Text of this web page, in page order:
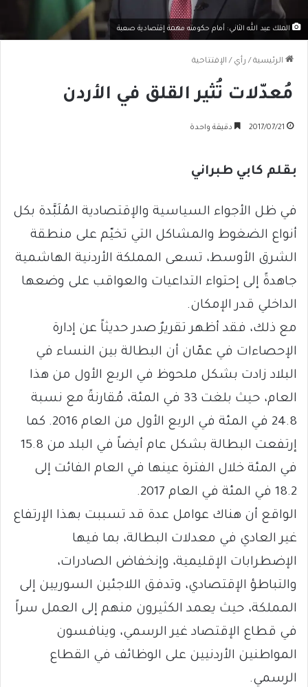
الملك عبد الله الثاني: أمام حكومته مهمة إقتصادية صعبة
الرئيسية / رأي / الإفتتاحية
مُعدّلات تُثير القلق في الأردن
2017/07/21 دقيقة واحدة
بقلم كابي طبراني
في ظل الأجواء السياسية والإقتصادية المُلَبَّدة بكل
أنواع الضغوط والمشاكل التي تخيّم على منطقة
الشرق الأوسط، تسعى المملكة الأردنية الهاشمية
جاهدةً إلى إحتواء التداعيات والعواقب على وضعها
الداخلي قدر الإمكان.
مع ذلك، فقد أظهر تقريرٌ صدر حديثاً عن إدارة
الإحصاءات في عمّان أن البطالة بين النساء في
البلاد زادت بشكل ملحوظ في الربع الأول من هذا
العام، حيث بلغت 33 في المئة، مُقارنةً مع نسبة
24.8 في المئة في الربع الأول من العام 2016. كما
إرتفعت البطالة بشكل عام أيضاً في البلد من 15.8
في المئة خلال الفترة عينها في العام الفائت إلى
18.2 في المئة في العام 2017.
الواقع أن هناك عوامل عدة قد تسببت بهذا الإرتفاع
غير العادي في معدلات البطالة، بما فيها
الإضطرابات الإقليمية، وإنخفاض الصادرات،
والتباطؤ الإقتصادي، وتدفق اللاجئين السوريين إلى
المملكة، حيث يعمد الكثيرون منهم إلى العمل سراً
في قطاع الإقتصاد غير الرسمي، وينافسون
المواطنين الأردنيين على الوظائف في القطاع
الرسمي.